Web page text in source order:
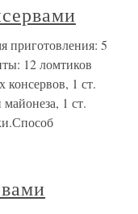
приготовления: 5
12 ломтиков
1 ст.
1 ст.